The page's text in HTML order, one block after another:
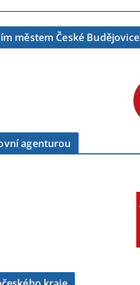
městem České Budějovice
agenturou